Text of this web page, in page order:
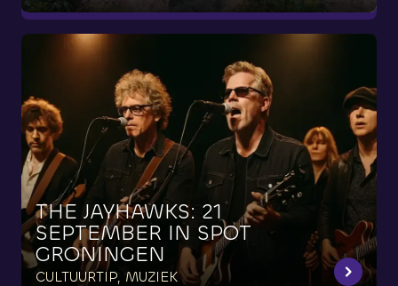
THE JAYHAWKS: 21
SEPTEMBER IN SPOT
GRONINGEN
CULTUURTIP, MUZIEK